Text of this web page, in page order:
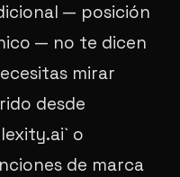
— posición
— no te dicen
mirar
desde
o
de marca